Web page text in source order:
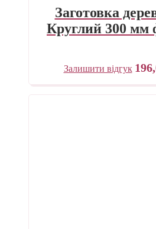
Заготовка
Круглий 300 мм
Залишити відгук